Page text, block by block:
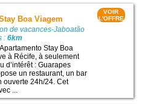
Boa Viagem
de vacances-Jaboatão
:6km
Stay Boa
à Récife, à seulement
d’intérêt : Guarapes
un restaurant, un bar
ouverte 24h/24. Cet
...
VOIR
L'OFFRE